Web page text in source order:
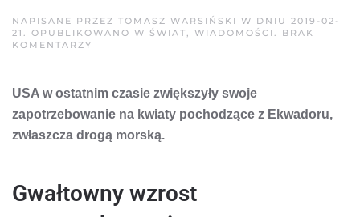
NAPISANE PRZEZ TOMASZ WARSIŃSKI W DNIU 2019-02-
21
. OPUBLIKOWANO W ŚWIAT WIADOMOŚCI
BRAK
KOMENTARZY
USA
WIĘCEJ
KWIATÓW
SPROWADZA
USA w ostatnim czasie zwiększyły swoje
zapotrzebowanie na kwiaty pochodzące z Ekwadoru,
zwłaszcza drogą morską.
Gwałtowny wzrost